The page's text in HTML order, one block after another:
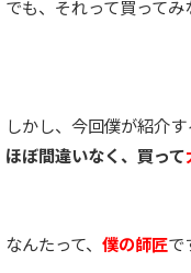
でも、それって買ってみ
しかし、今回僕が紹介
ほぼ間違いなく、買って
なんたって、 僕の師匠で